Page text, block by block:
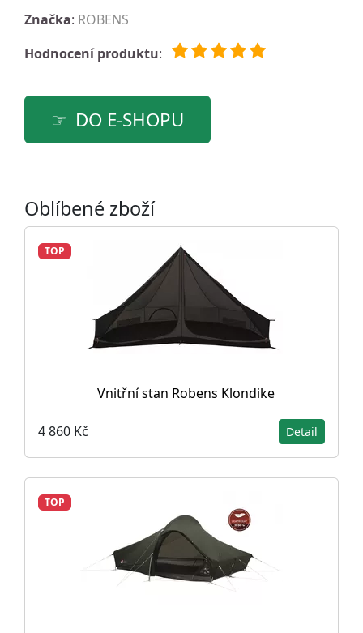
Značka: ROBENS
Hodnocení produktu:
DO E-SHOPU
Oblíbené zboží
TOP
Vnitřní stan Robens Klondike
4 860 Kč Detail
TOP